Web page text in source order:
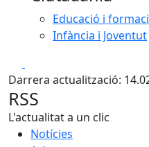
Educació i
Infància i Joventut
Darrera actualització:
RSS
L'actualitat a un clic
Notícies